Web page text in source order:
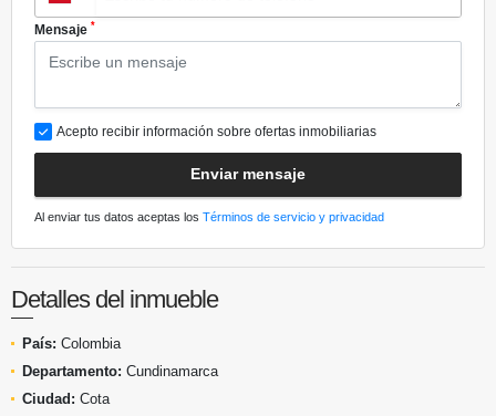
Mensaje *
Acepto recibir información sobre ofertas inmobiliarias
Enviar mensaje
Al enviar tus datos aceptas los Términos de servicio y privacidad
Detalles del inmueble
País: Colombia
Departamento: Cundinamarca
Ciudad: Cota